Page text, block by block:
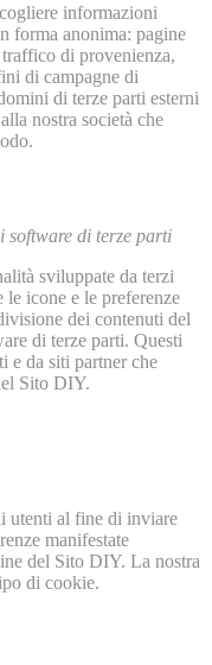
informazioni
forma anonima: pagine
di provenienza,
di campagne di
di terze parti esterni
nostra società che
software di terze parti
sviluppate da terzi
icone e le preferenze
dei contenuti del
di terze parti. Questi
e da siti partner che
Sito DIY.
utenti al fine di inviare
manifestate
del Sito DIY. La nostra
di cookie.